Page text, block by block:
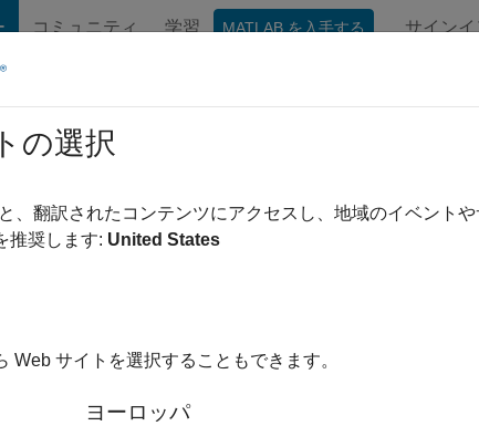
コミュニティ 学習 MATLAB を入手する サインイ
Communication Protocol Blocks
Standard communication and industrial protocols
Block sets representing drivers for commonly used
Categories
の選択
、翻訳されたコンテンツにアクセスし、地域のイベント
推奨します: United States
Web サイトを選択することもできます。
ヨーロッパ